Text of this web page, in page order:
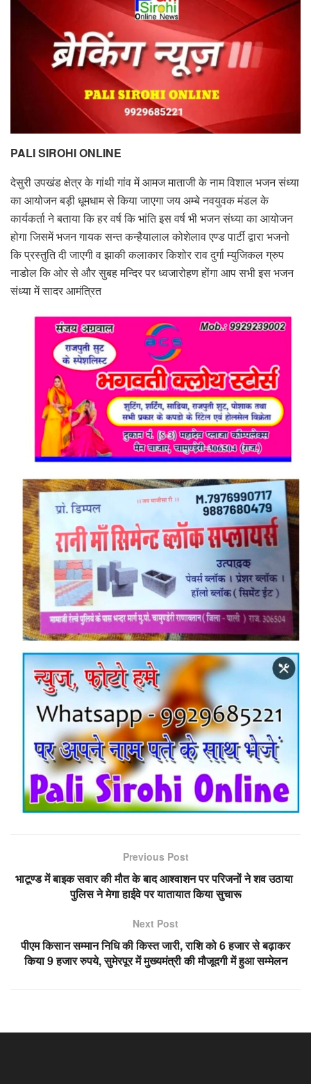
PALI SIROHI ONLINE
देसुरी उपखंड क्षेत्र के गांथी गांव में आमज माताजी के नाम विशाल भजन संध्या
का आयोजन बड़ी धूमधाम से किया जाएगा जय अम्बे नवयुवक मंडल के
कार्यकर्ता ने बताया कि हर वर्ष कि भांति इस वर्ष भी भजन संध्या का आयोजन
होगा जिसमें भजन गायक सन्त कन्हैयालाल कोशेलाव एण्ड पार्टी द्वारा भजनो
कि प्रस्तुति दी जाएगी व झाकी कलाकार किशोर राव दुर्गा म्युजिकल ग्रुप
नाडोल कि ओर से और सुबह मन्दिर पर ध्वजारोहण होंगा आप सभी इस भजन
संध्या में सादर आमंत्रित
Previous Post
भाटूण्ड में बाइक सवार की मौत के बाद आश्वाशन पर परिजनों ने शव उठाया
पुलिस ने मेगा हाईवे पर यातायात किया सुचारू
Next Post
पीएम किसान सम्मान निधि की किस्त जारी, राशि को 6 हजार से बढ़ाकर
किया 9 हजार रुपये, सुमेरपूर में मुख्यमंत्री की मौजूदगी में हुआ सम्मेलन